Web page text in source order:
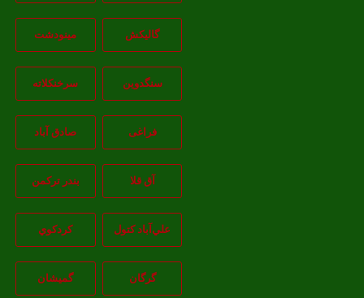
گالیکش مینودشت
سنگدوین سرخنکلاته
فراغی صادق آباد
آق قلا بندر ترکمن
علي‌آباد کتول کردکوي
گرگان گميشان